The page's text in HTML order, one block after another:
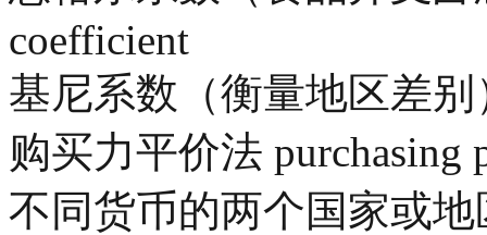
coefficient
基尼系数（衡量地区差别
购买力平价法 purchasing
不同货币的两个国家或